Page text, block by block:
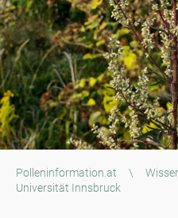
Polleninformation.at \
Universität Innsbruck